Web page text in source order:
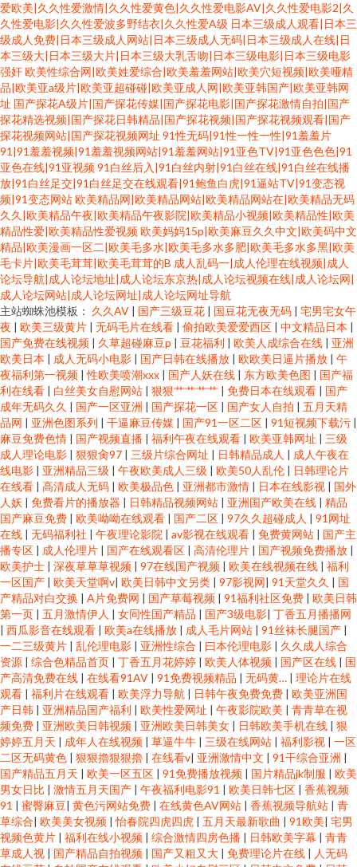
爱欧美|久久性爱激情|久久性爱黄色|久久性爱电影AV|久久性爱电影2|久
久性爱电影|久久性爱波多野结衣|久久性爱A级 日本三级成人观看|日本三
级成人免费|日本三级成人网站|日本三级成人无码|日本三级成人在线|日
本三级大|日本三级大片|日本三级大乳舌吻|日本三级电影|日本三级电影
强奸欧美性综合网|欧美姓爱综合|欧美羞羞网站|欧美穴短视频|欧美哑精
品|欧美亚a级片|欧美亚超碰碰|欧美亚成人网|欧美亚韩国产|欧美亚韩网
址 国产探花A级片|国产探花传媒|国产探花电影|国产探花激情自拍|国产
探花精选视频|国产探花日韩精品|国产探花视频|国产探花视频观看|国产
探花视频网站|国产探花视频网址 91性无码|91性一性一性|91羞羞片
91|91羞羞视频|91羞羞视频网站|91羞羞网站|91亚色TV|91亚色色色|91
亚色在线|91亚视频91白丝后入|91白丝内射|91白丝在线|91白丝在线播
放|91白丝足交|91白丝足交在线观看|91鲍鱼白虎|91逼站TV|91变态视
频|91变态网站欧美精品网|欧美精品网站|欧美精品网站在|欧美精品无码
久久|欧美精品午夜|欧美精品午夜影院|欧美精品小视频|欧美精品性|欧美
精品性爱|欧美精品性爱视频欧美妈妈15p|欧美麻豆久久中文|欧美码中文
精品|欧美漫画一区二|欧美毛多水|欧美毛多水多肥|欧美毛多水多黑|欧美
毛卡片|欧美毛茸茸|欧美毛茸茸的B 成人乱码一|成人伦理在线视频|成人
论坛导航|成人论坛地址|成人论坛东京热|成人论坛视频在线|成人论坛网|
成人论坛网站|成人论坛网址|成人论坛网址导航
主站蜘蛛池模板： 久久AV | 国产三级豆花 | 国豆花无夜无码 | 宅男宅女午
夜 | 欧美三级黄片 | 无码毛片在线看 | 偷拍欧美爱爱西区 | 中文精品日本 |
国产免费在线视频 | 久草超碰麻豆p | 豆花福利 | 欧美人成综合在线 | 亚洲
欧美日本 | 成人无码小电影 | 国产日韩在线播放 | 欧欧美日逼片播放 | 午
夜福利第一视频 |性欧美喷潮xxx | 国产人妖在线 | 东方欧美色图 | 国产福
利在线看 | 白丝美女自慰网站 | 狠狠艹艹艹艹 | 免费日本在线观看 | 国产
成年无码久久 | 国产一区亚洲 | 国产探花一区 | 国产女人自拍 | 五月天精
品网 | 亚洲色图系列 | 干逼麻豆传媒 | 国产91一区二区 | 91短视频下载污 |
麻豆免费色情 | 国产视频直播 | 福利午夜在线观看 | 欧美亚韩网址 | 三级
成人理论电影 | 狠狠肏97 | 三级片综合网址 | 日韩精品成人 | 成人午夜在
线电影 | 亚洲精品三级 | 午夜欧美成人三级 | 欧美50人乱伦 | 日韩理论片
在线看 | 高清成人无码 | 欧美极品色 | 亚洲都市激情 | 日本在线影视 | 国外
人妖 | 免费看片的播放器 | 日韩精品视频网站 | 亚洲国产欧美在线 | 精品
国产麻豆免费 | 欧美呦呦在线观看 | 国产二区 | 97久久超碰成人 | 91网址
在线 | 无码福利社 | 午夜理论影院 | av影视在线观看 | 免费黄网站 | 国产主
播专区 | 成人伦理片 | 国产在线观看区 | 高清伦理片 | 国产视频免费播放 |
欧美护士 | 深夜草草草视频 | 97在线国产视频 | 欧美在线视频在线 | 福利
一区国产 | 欧美天堂啊v| 欧美日韩中文另类 | 97影视网| 91天堂久久 | 国
产精品对白交换 | A片免费网 | 国产草莓视频 | 91福利社区免费 | 欧美日韩
第一页 | 五月激情伊人 | 女同性国产精品 | 国产3级电影| 丁香五月播播网
| 西瓜影音在线观看 | 欧美a在线播放 | 成人毛片网站 | 91丝袜长腿国产 |
一二三级黄片 | 乱伦理电影 | 亚洲性综合 | 曰本伦理电影 | 久久成人综合
资源 | 综合色精品首页 | 丁香五月花婷婷 | 欧美人体视频 | 国产区在线 | 国
产高清免费在线 | 在线看91AV | 91免费视频精品 | 无码黄… | 理论片在线
观看 | 福利片在线观看 | 欧美浮力导航 | 日韩午夜免费免费 | 欧美亚洲国
产日韩 | 亚洲精品国产福利 | 欧美性爱网址 | 午夜影院欧美 | 青青草在视
频免费 | 亚洲欧美日韩视频 | 亚洲欧美日韩美女 | 日韩欧美手机在线 | 狠
婷婷五月天 | 成年人在线视频 | 草逼牛牛 | 三级在线网站 | 福利影视 | 一区
二区无码黄色 | 狠狠擼狠狠擼 | 在线看v| 亚洲激情中文 | 91干综合亚洲 |
国产精品五月天 | 欧美一区五区 | 91免费播放视频 | 国片精品jk制服 | 欧美
男女日比 | 激情五月天国产 | 午夜福利电影91 | 欧美日韩七区 | 香蕉视频
91 | 蜜臀麻豆| 黄色污网站免费 | 在线黄色AV网站 | 香蕉视频导航站 | 青
草综合| 欧美美女视频 |怡春院四虎四虎 | 五月天最新歌曲 | 91欧美| 宅男
视频色黄片 | 福利在线小视频 | 综合激情四房色播 | 日韩欧美字幕 | 青青
草成人视 | 国产精品自拍视频 | 国产又粗又大 | 免费理论片在线 | 人无码